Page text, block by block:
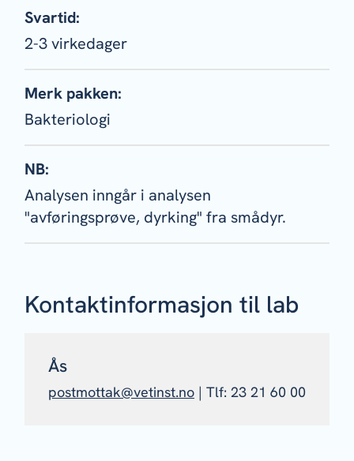
Svartid:
2-3 virkedager
Merk pakken:
Bakteriologi
NB:
Analysen inngår i analysen
"avføringsprøve, dyrking" fra smådyr.
Kontaktinformasjon til lab
Ås
postmottak@vetinst.no | Tlf: 23 21 60 00